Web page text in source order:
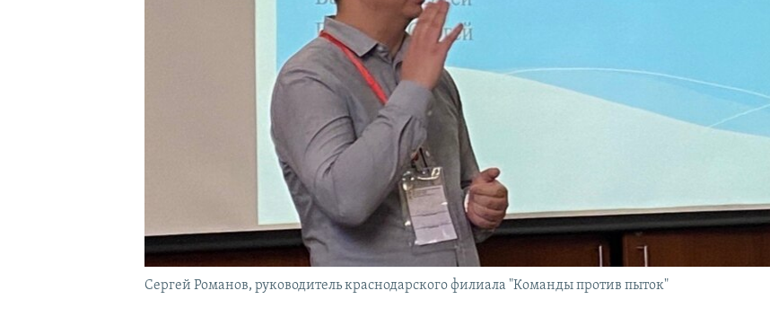
Сергей Романов, руководитель краснодарского филиала "Команды против пыток"